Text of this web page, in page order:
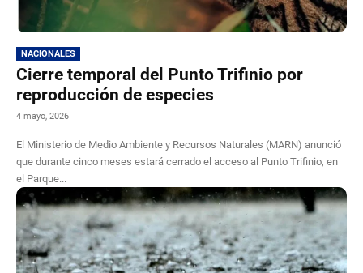
NACIONALES
Cierre temporal del Punto Trifinio por
reproducción de especies
4 mayo, 2026
El Ministerio de Medio Ambiente y Recursos Naturales (MARN) anunció
que durante cinco meses estará cerrado el acceso al Punto Trifinio, en
el Parque...